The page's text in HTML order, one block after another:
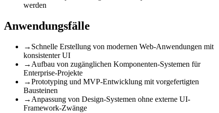
werden
Anwendungsfälle
→ Schnelle Erstellung von modernen Web-Anwendungen mit
konsistenter UI
→ Aufbau von zugänglichen Komponenten-Systemen für
Enterprise-Projekte
→Prototyping und MVP-Entwicklung mit vorgefertigten
Bausteinen
→ Anpassung von Design-Systemen ohne externe UI-
Framework-Zwänge